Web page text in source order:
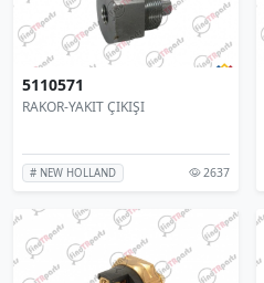
5110571
RAKOR-YAKIT ÇIKIŞI
# NEW HOLLAND 2637